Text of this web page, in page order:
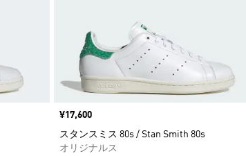
価格
¥17,600
スタンスミス 80s / Stan Smith 80s
オリジナルス